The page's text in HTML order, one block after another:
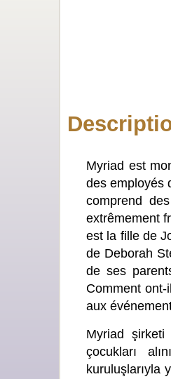
Myriad est
des employés
comprend
extrêmement
est la fille de
de Deborah
de ses
Comment
aux
Myriad şirketi
çocukları
kuruluşlarıyla